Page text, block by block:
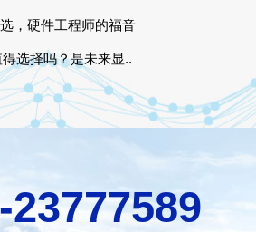
，硬件工程师的福音
选择吗？是未来显..
23777589